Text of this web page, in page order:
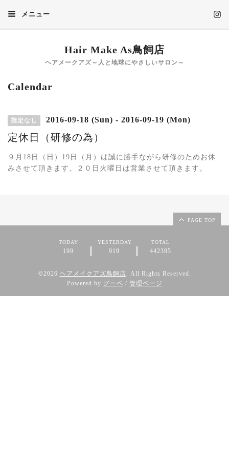
メニュー
Hair Make As鳥飼店
ヘアメークアズ～人と地球にやさしいサロン～
Calendar
指定なし 2016-09-18 (Sun) - 2016-09-19 (Mon)
定休日（研修の為）
９月18日（日）19日（月）は誠に勝手ながら研修のためお休
みさせて頂きます。２０日火曜日は営業させて頂きます。
PAGE TOP
TODAY
199
YESTERDAY
919
TOTAL
442395
©2026 ヘアメイクアズ鳥飼店. All Rights Reserved.
Powered by グーペ / 管理ページ